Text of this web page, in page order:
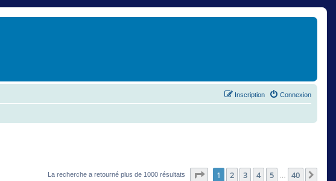
Connexion
Inscription
La recherche a retourné plus de 1000 résultats Page sur40
1 2 3 4 5 40